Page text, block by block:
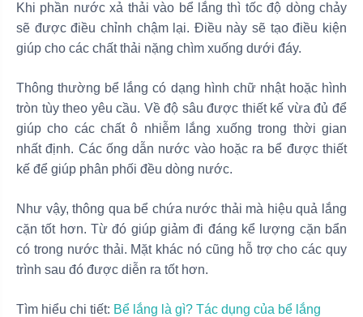
Khi phần nước xả thải vào bể lắng thì tốc độ dòng chảy
sẽ được điều chỉnh chậm lại. Điều này sẽ tạo điều kiện
giúp cho các chất thải nặng chìm xuống dưới đáy.
Thông thường bể lắng có dạng hình chữ nhật hoặc hình
tròn tùy theo yêu cầu. Về độ sâu được thiết kế vừa đủ để
giúp cho các chất ô nhiễm lắng xuống trong thời gian
nhất định. Các ống dẫn nước vào hoặc ra bể được thiết
kế để giúp phân phối đều dòng nước.
Như vậy, thông qua bể chứa nước thải mà hiệu quả lắng
cặn tốt hơn. Từ đó giúp giảm đi đáng kể lượng cặn bẩn
có trong nước thải. Mặt khác nó cũng hỗ trợ cho các quy
trình sau đó được diễn ra tốt hơn.
Tìm hiểu chi tiết: Bể lắng là gì? Tác dụng của bể lắng